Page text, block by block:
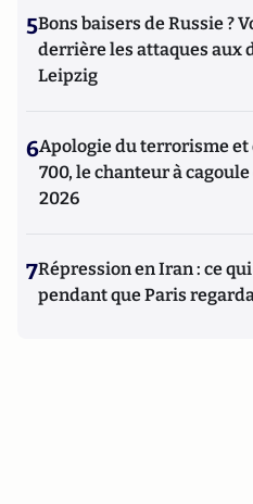
5Bons baisers de Russie ?
derrière les attaques aux
Leipzig
6Apologie du terrorisme
700, le chanteur à cagoule
2026
7Répression en Iran : ce
pendant que Paris